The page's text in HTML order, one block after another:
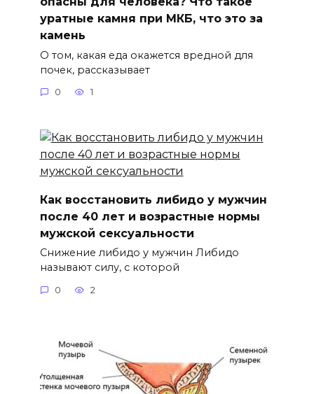
уратные камня при МКБ, что это за
камень
О том, какая еда окажется вредной для
почек, рассказывает
0 1
Как восстановить либидо у мужчин
после 40 лет и возрастные нормы
мужской сексуальности
Снижение либидо у мужчин Либидо
называют силу, с которой
0 2